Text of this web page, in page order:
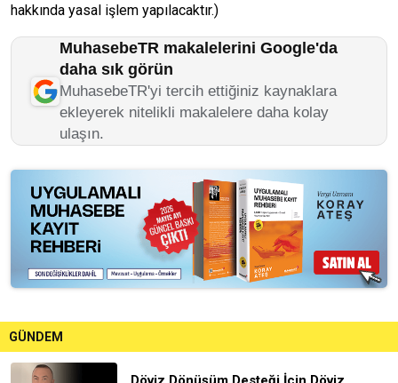
hakkında yasal işlem yapılacaktır.)
MuhasebeTR makalelerini Google'da
daha sık görün
MuhasebeTR'yi tercih ettiğiniz kaynaklara
ekleyerek nitelikli makalelere daha kolay
ulaşın.
GÜNDEM